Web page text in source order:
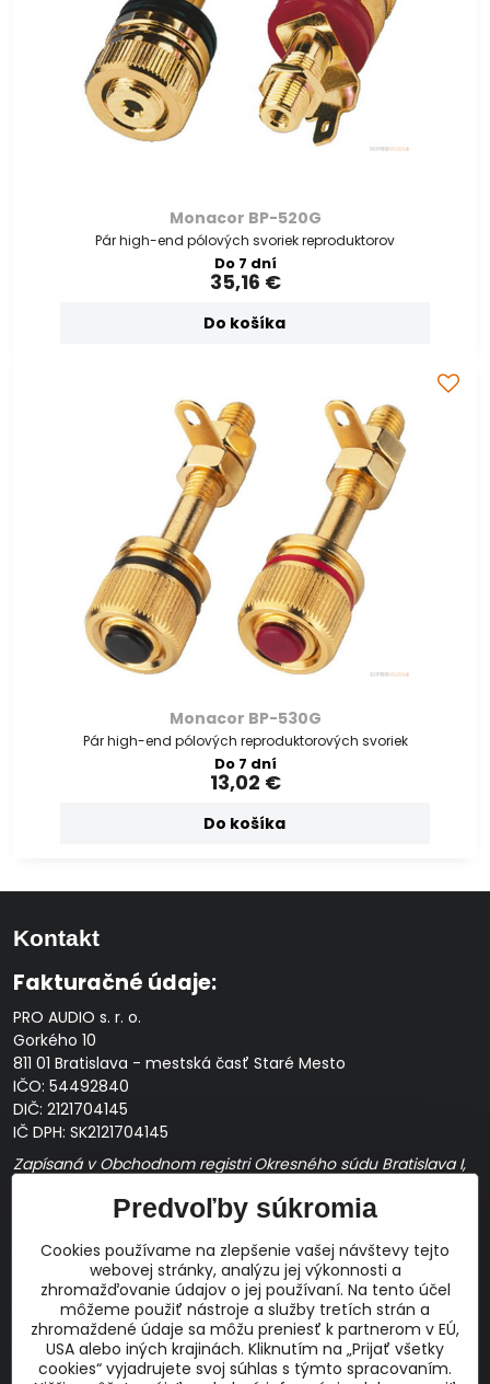
Monacor BP-520G
Pár high-end pólových svoriek reproduktorov
Do 7 dní
35,16 €
Do košíka
Monacor BP-530G
Pár high-end pólových reproduktorových svoriek
Do 7 dní
13,02 €
Do košíka
Kontakt
Fakturačné údaje:
PRO AUDIO s. r. o.
Gorkého 10
811 01 Bratislava - mestská časť Staré Mesto
IČO: 54492840
DIČ: 2121704145
IČ DPH: SK2121704145
Zapísaná v Obchodnom registri Okresného súdu Bratislava I,
Prevádzková doba: pracovné dni10:00 - 14:00
E-mail:
obchod@proaudio.sk
Bankové spojenie:
Slovenská sporiteľňa, a.s.
IBAN: SK48 0900 0000 0051 9050 9782
SWIFT: GIBASKBX
Predvoľby súkromia
Cookies používame na zlepšenie vašej návštevy tejto
webovej stránky, analýzu jej výkonnosti a
zhromažďovanie údajov o jej používaní. Na tento účel
môžeme použiť nástroje a služby tretích strán a
zhromaždené údaje sa môžu preniesť k partnerom v EÚ,
USA alebo iných krajinách. Kliknutím na „Prijať všetky
cookies“ vyjadrujete svoj súhlas s týmto spracovaním.